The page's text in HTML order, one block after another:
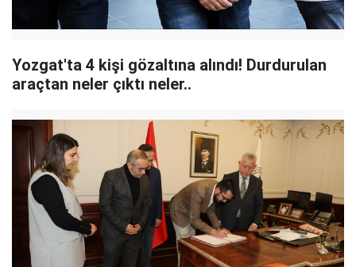
Yozgat'ta 4 kişi gözaltına alındı! Durdurulan
araçtan neler çıktı neler..